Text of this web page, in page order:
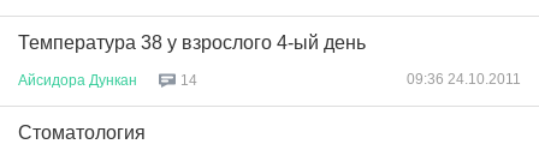
Температура 38 у взрослого 4-ый день
Айсидора Дункан 14 09:36 24.10.2011
Стоматология